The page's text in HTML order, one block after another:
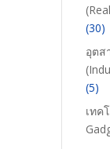
(30)
อุตส
(5)
เทค